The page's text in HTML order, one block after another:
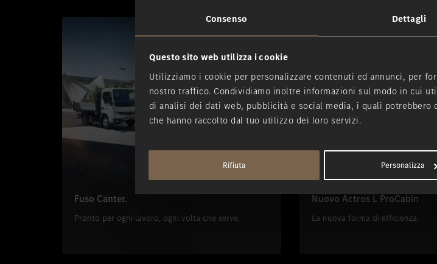
Consenso Dettagli
Questo sito web utilizza i cookie
Utilizziamo i cookie per personalizzare contenuti ed annunci, per
nostro traffico. Condividiamo inoltre informazioni sul modo in cui
di analisi dei dati web, pubblicità e social media, i quali
che hanno raccolto dal tuo utilizzo dei loro servizi.
Rifiuta Personalizza
Fuso Canter.
Pronto per ogni lavoro, ogni volta che serve.
Nuovo Actros L ProCabin
La nuova forma di efficienza.